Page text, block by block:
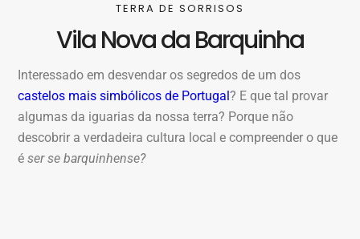
TERRA DE SORRISOS
Vila Nova da Barquinha
Interessado em desvendar os segredos de um dos
castelos mais simbólicos de Portugal? E que tal provar
algumas da iguarias da nossa terra? Porque não
descobrir a verdadeira cultura local e compreender o que
éser se barquinhense?